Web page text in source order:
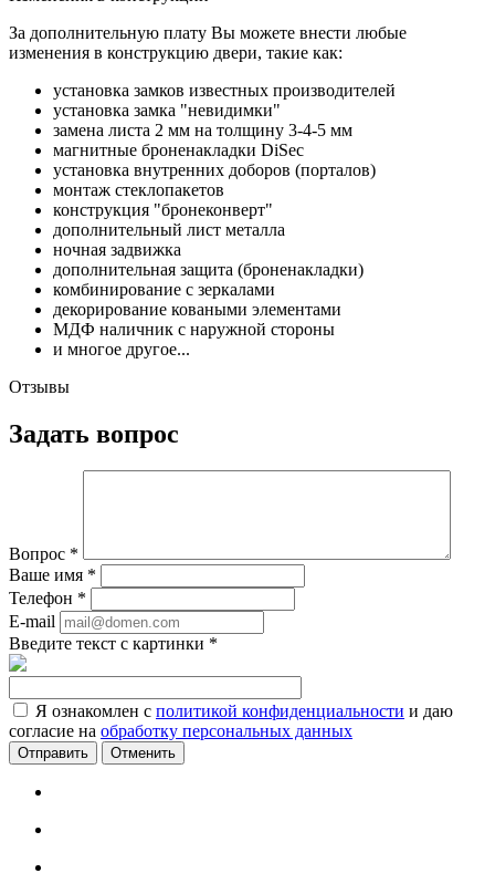
За дополнительную плату Вы можете внести любые
изменения в конструкцию двери, такие как:
установка замков известных производителей
установка замка "невидимки"
замена листа 2 мм на толщину 3-4-5 мм
магнитные броненакладки DiSec
установка внутренних доборов (порталов)
монтаж стеклопакетов
конструкция "бронеконверт"
дополнительный лист металла
ночная задвижка
дополнительная защита (броненакладки)
комбинирование с зеркалами
декорирование коваными элементами
МДФ наличник с наружной стороны
и многое другое...
Отзывы
Задать вопрос
Вопрос *
Ваше имя *
Телефон *
E-mail
Введите текст с картинки *
Я ознакомлен с политикой конфиденциальности и даю
согласие на обработку персональных данных
Отменить